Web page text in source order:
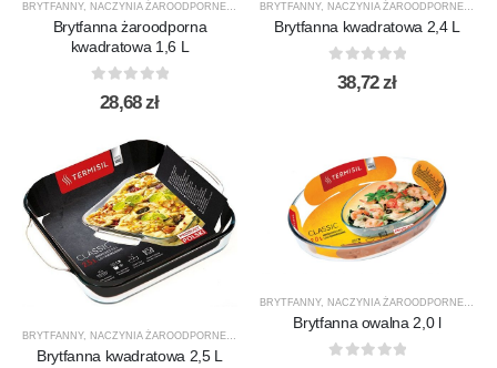
BRYTFANNY, NACZYNIA ŻAROODPORNE, PRODUCENCI,PRODUKTY, TERMISIL
Brytfanna żaroodporna
kwadratowa 1,6 L
out of 5
28,68zł
BRYTFANNY, NACZYNIA ŻAROODPORNE,
Brytfanna kwadratowa 2,4 L
out of 5
38,72zł
BRYTFANNY, NACZYNIA ŻAROODPORNE
Brytfanna kwadratowa 2,5 L
BRYTFANNY, NACZYNIA ŻAROODPORNE,
Brytfanna owalna 2,0 l